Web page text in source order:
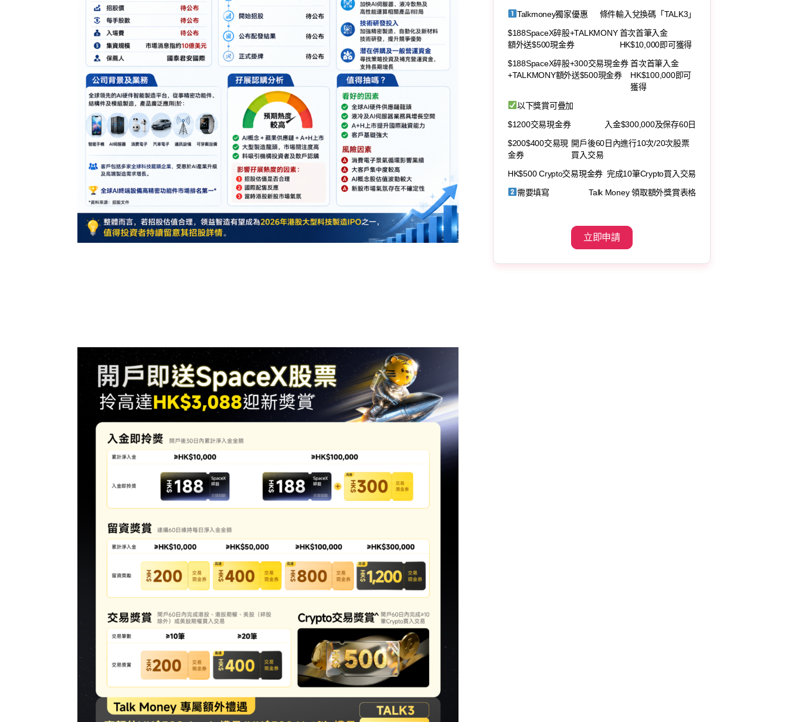
Talkmoney獨家優惠
條件輸入兌換碼「TALK3」
$188SpaceX碎股+TALKMONY
額外送$500現金券
首次首筆入金
HK$10,000即可獲得
$188SpaceX碎股+300交易現金券
+TALKMONY額外送$500現金券
首次首筆入金
HK$100,000即可
獲得
以下獎賞可疊加
$1200交易現金券
入金$300,000及保存60日
$200$400交易現
金券
開戶後60日內進行10次/20次股票
買入交易
HK$500 Crypto交易現金券 完成10筆Crypto買入交易
需要填寫
Talk Money 領取額外獎賞表格
立即申請